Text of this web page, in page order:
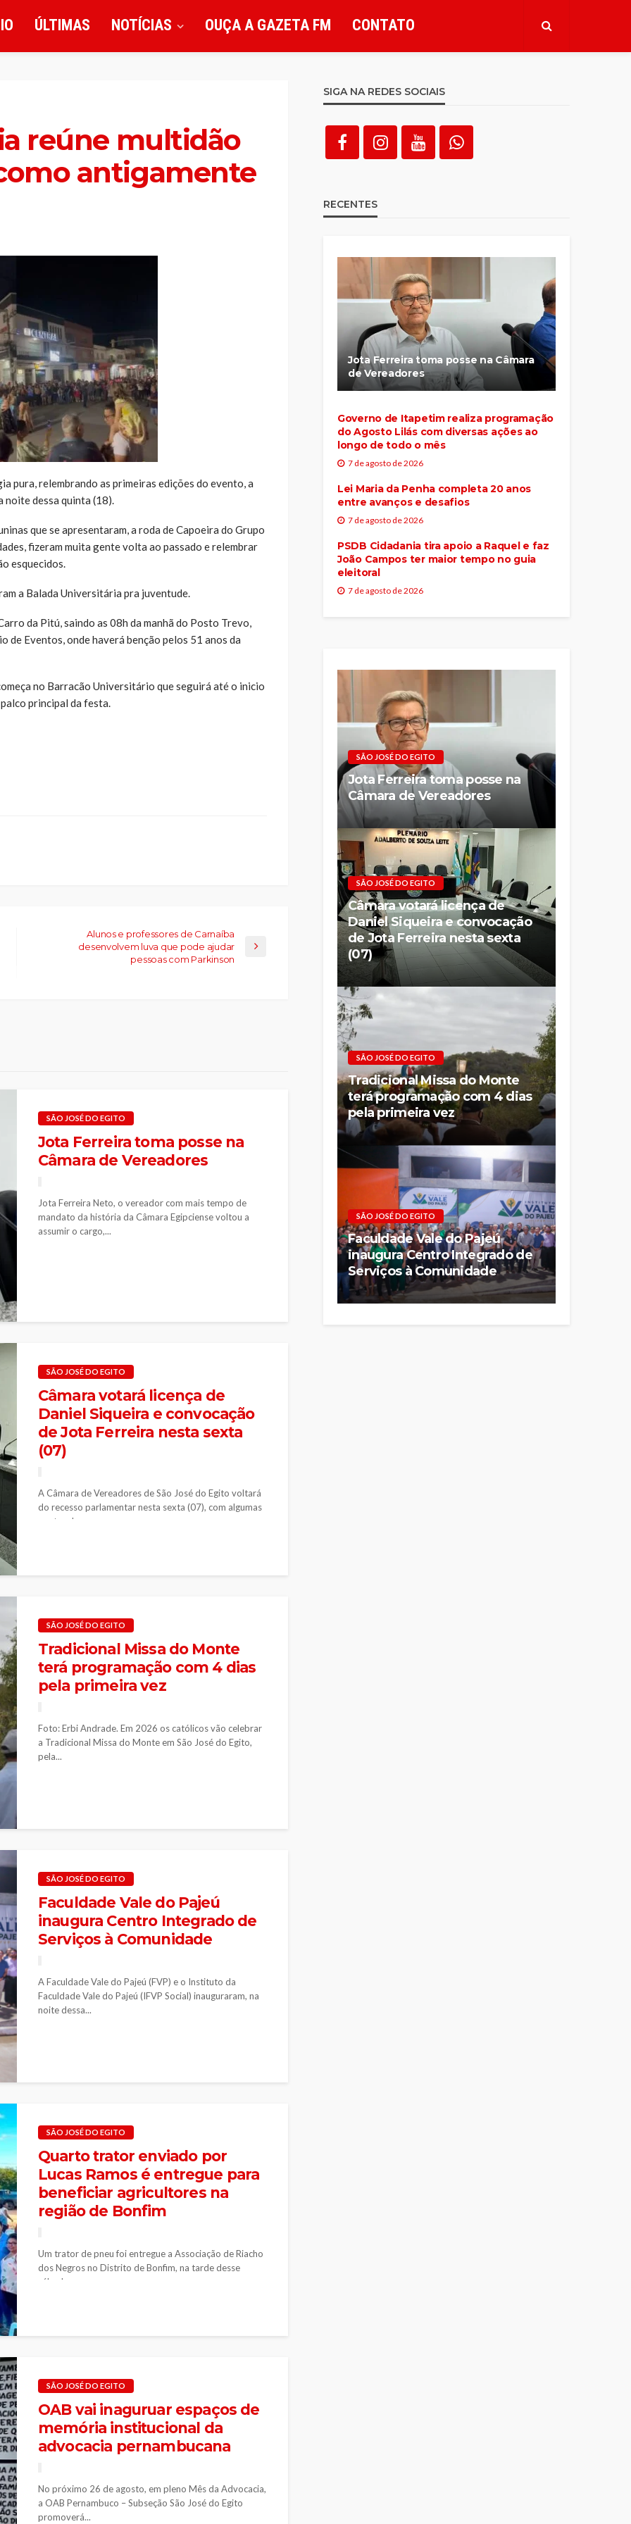
ÚLTIMAS NOTÍCIAS OUÇA A GAZETA FM CONTATO
reúne multidão
antigamente
pura, relembrando as primeiras edições do evento, a
noite dessa quinta (18).
que se apresentaram, a roda de Capoeira do Grupo
fizeram muita gente volta ao passado e relembrar
esquecidos.
a Balada Universitária pra juventude.
da Pitú, saindo as 08h da manhã do Posto Trevo,
de Eventos, onde haverá benção pelos 51 anos da
no Barracão Universitário que seguirá até o inicio
principal da festa.
Alunos e professores de Carnaíba
desenvolvem luva que pode ajudar
pessoas com Parkinson
SÃO JOSÉ DO EGITO
Jota Ferreira toma posse na
Câmara de Vereadores
Jota Ferreira Neto, o vereador com mais tempo de
mandato da história da Câmara Egipciense voltou a
assumir o cargo,...
SÃO JOSÉ DO EGITO
Câmara votará licença de
Daniel Siqueira e convocação
de Jota Ferreira nesta sexta
(07)
A Câmara de Vereadores de São José do Egito voltará
do recesso parlamentar nesta sexta (07), com algumas
pautas de...
SÃO JOSÉ DO EGITO
Tradicional Missa do Monte
terá programação com 4 dias
pela primeira vez
Foto: Erbi Andrade. Em 2026 os católicos vão celebrar
a Tradicional Missa do Monte em São José do Egito,
pela...
SÃO JOSÉ DO EGITO
Faculdade Vale do Pajeú
inaugura Centro Integrado de
Serviços à Comunidade
A Faculdade Vale do Pajeú (FVP) e o Instituto da
Faculdade Vale do Pajeú (IFVP Social) inauguraram, na
noite dessa...
SÃO JOSÉ DO EGITO
Quarto trator enviado por
Lucas Ramos é entregue para
beneficiar agricultores na
região de Bonfim
Um trator de pneu foi entregue a Associação de Riacho
dos Negros no Distrito de Bonfim, na tarde desse
sábado...
SÃO JOSÉ DO EGITO
OAB vai inaguruar espaços de
memória institucional da
advocacia pernambucana
No próximo 26 de agosto, em pleno Mês da Advocacia,
a OAB Pernambuco – Subseção São José do Egito
promoverá...
SIGA NA REDES SOCIAIS
RECENTES
Jota Ferreira toma posse na Câmara
de Vereadores
Governo de Itapetim realiza programação
do Agosto Lilás com diversas ações ao
longo de todo o mês
7 de agosto de 2026
Lei Maria da Penha completa 20 anos
entre avanços e desafios
7 de agosto de 2026
PSDB Cidadania tira apoio a Raquel e faz
João Campos ter maior tempo no guia
eleitoral
7 de agosto de 2026
SÃO JOSÉ DO EGITO
Jota Ferreira toma posse na
Câmara de Vereadores
SÃO JOSÉ DO EGITO
Câmara votará licença de
Daniel Siqueira e convocação
de Jota Ferreira nesta sexta
(07)
SÃO JOSÉ DO EGITO
Tradicional Missa do Monte
terá programação com 4 dias
pela primeira vez
SÃO JOSÉ DO EGITO
Faculdade Vale do Pajeú
inaugura Centro Integrado de
Serviços à Comunidade